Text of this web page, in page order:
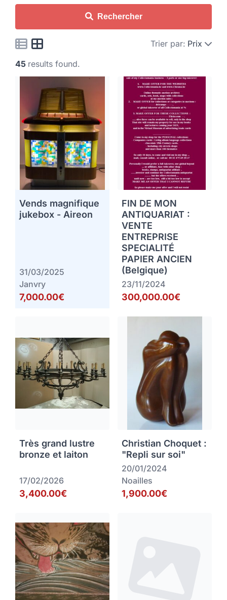
Rechercher
Trier par: Prix
45 results found.
Vends magnifique
jukebox - Aireon
31/03/2025
Janvry
7,000.00€
FIN DE MON
ANTIQUARIAT :
VENTE
ENTREPRISE
SPECIALITÉ
PAPIER ANCIEN
(Belgique)
23/11/2024
300,000.00€
Très grand lustre
bronze et laiton
17/02/2026
3,400.00€
Christian Choquet :
"Repli sur soi"
20/01/2024
Noailles
1,900.00€